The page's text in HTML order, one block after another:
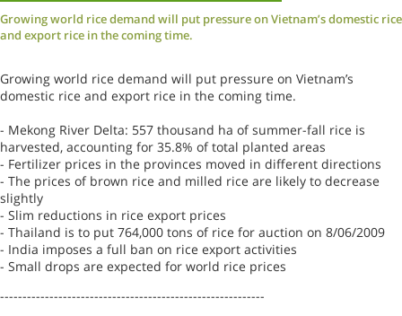
Growing world rice demand will put pressure on Vietnam’s domestic rice
and export rice in the coming time.
Growing world rice demand will put pressure on Vietnam’s
domestic rice and export rice in the coming time.
- Mekong River Delta: 557 thousand ha of summer-fall rice is
harvested, accounting for 35.8% of total planted areas
- Fertilizer prices in the provinces moved in different directions
- The prices of brown rice and milled rice are likely to decrease
slightly
- Slim reductions in rice export prices
- Thailand is to put 764,000 tons of rice for auction on 8/06/2009
- India imposes a full ban on rice export activities
- Small drops are expected for world rice prices
-----------------------------------------------------------